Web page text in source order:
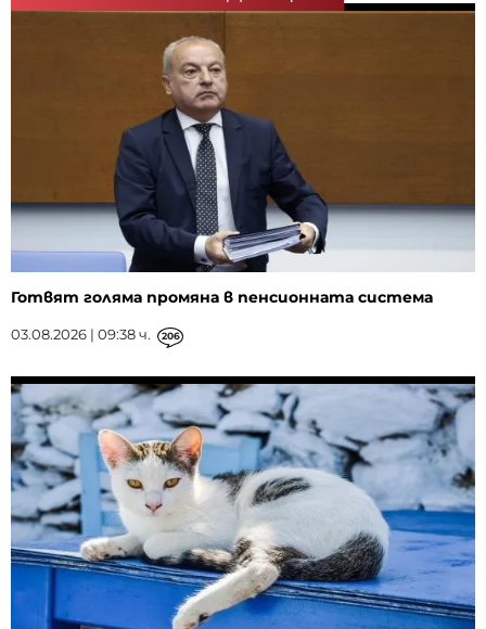
Готвят голяма промяна в пенсионната система
03.08.2026 | 09:38 ч. 206